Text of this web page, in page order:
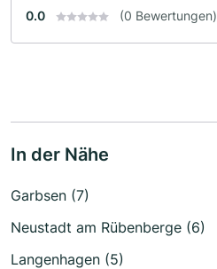
0.0 (0 Bewertungen)
In der Nähe
Garbsen (7)
Neustadt am Rübenberge (6)
Langenhagen (5)